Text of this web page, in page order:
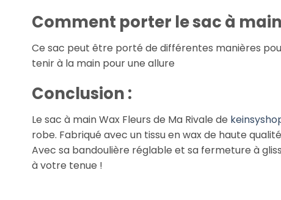
Comment porter le sac à
Ce sac peut être porté de différentes manières
tenir à la main pour une allure
Conclusion :
Le sac à main Wax Fleurs de Ma Rivale de
robe. Fabriqué avec un tissu en wax de haute
Avec sa bandoulière réglable et sa fermeture à
à votre tenue !